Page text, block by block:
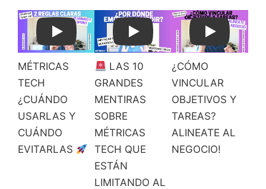
Play
MÉTRICAS
TECH
¿CUÁNDO
USARLAS Y
CUÁNDO
EVITARLAS
Play
LAS 10
GRANDES
MENTIRAS
SOBRE
MÉTRICAS
TECH QUE
ESTÁN
LIMITANDO AL
Play
¿CÓMO
VINCULAR
OBJETIVOS Y
TAREAS?
ALINEATE AL
NEGOCIO!